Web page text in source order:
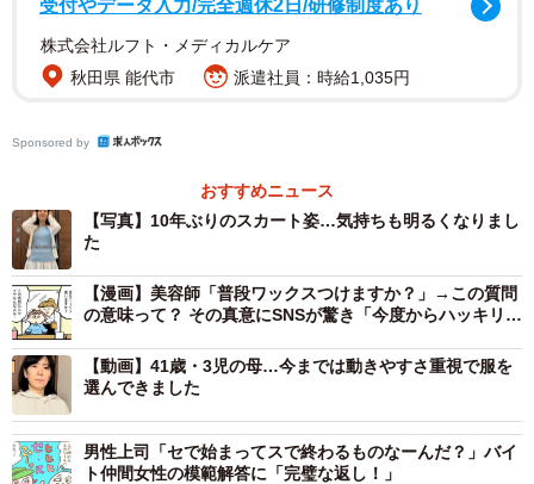
受付やデータ入力/完全週休2日/研修制度あり
株式会社ルフト・メディカルケア
秋田県 能代市
派遣社員：時給1,035円
Sponsored by
おすすめニュース
【写真】10年ぶりのスカート姿…気持ちも明るくなりまし
た
【漫画】美容師「普段ワックスつけますか？」→この質問
の意味って？ その真意にSNSが驚き「今度からハッキリ言
【動画】41歳・3児の母…今までは動きやすさ重視で服を
選んできました
男性上司「セで始まってスで終わるものなーんだ？」バイ
ト仲間女性の模範解答に「完璧な返し！」